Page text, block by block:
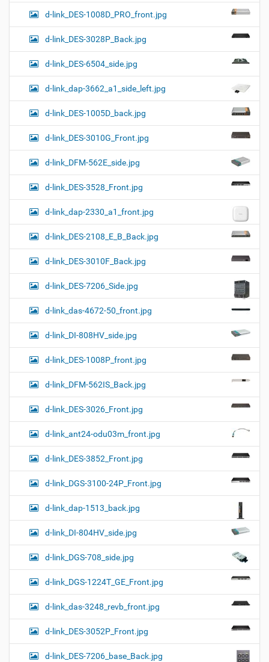
d-link_DES-1008D_PRO_front.jpg
d-link_DES-3028P_Back.jpg
d-link_DES-6504_side.jpg
d-link_dap-3662_a1_side_left.jpg
d-link_DES-1005D_back.jpg
d-link_DES-3010G_Front.jpg
d-link_DFM-562E_side.jpg
d-link_DES-3528_Front.jpg
d-link_dap-2330_a1_front.jpg
d-link_DES-2108_E_B_Back.jpg
d-link_DES-3010F_Back.jpg
d-link_DES-7206_Side.jpg
d-link_das-4672-50_front.jpg
d-link_DI-808HV_side.jpg
d-link_DES-1008P_front.jpg
d-link_DFM-562IS_Back.jpg
d-link_DES-3026_Front.jpg
d-link_ant24-odu03m_front.jpg
d-link_DES-3852_Front.jpg
d-link_DGS-3100-24P_Front.jpg
d-link_dap-1513_back.jpg
d-link_DI-804HV_side.jpg
d-link_DGS-708_side.jpg
d-link_DGS-1224T_GE_Front.jpg
d-link_das-3248_revb_front.jpg
d-link_DES-3052P_Front.jpg
d-link_DES-7206_base_Back.jpg